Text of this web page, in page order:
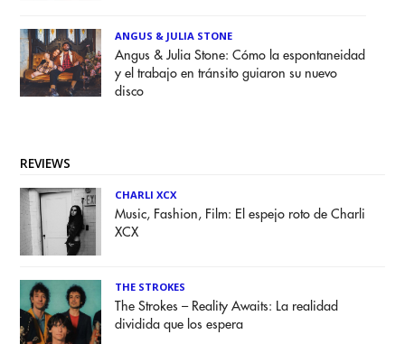
ANGUS & JULIA STONE
Angus & Julia Stone: Cómo la espontaneidad
y el trabajo en tránsito guiaron su nuevo
disco
REVIEWS
CHARLI XCX
Music, Fashion, Film: El espejo roto de Charli
XCX
THE STROKES
The Strokes – Reality Awaits: La realidad
dividida que los espera